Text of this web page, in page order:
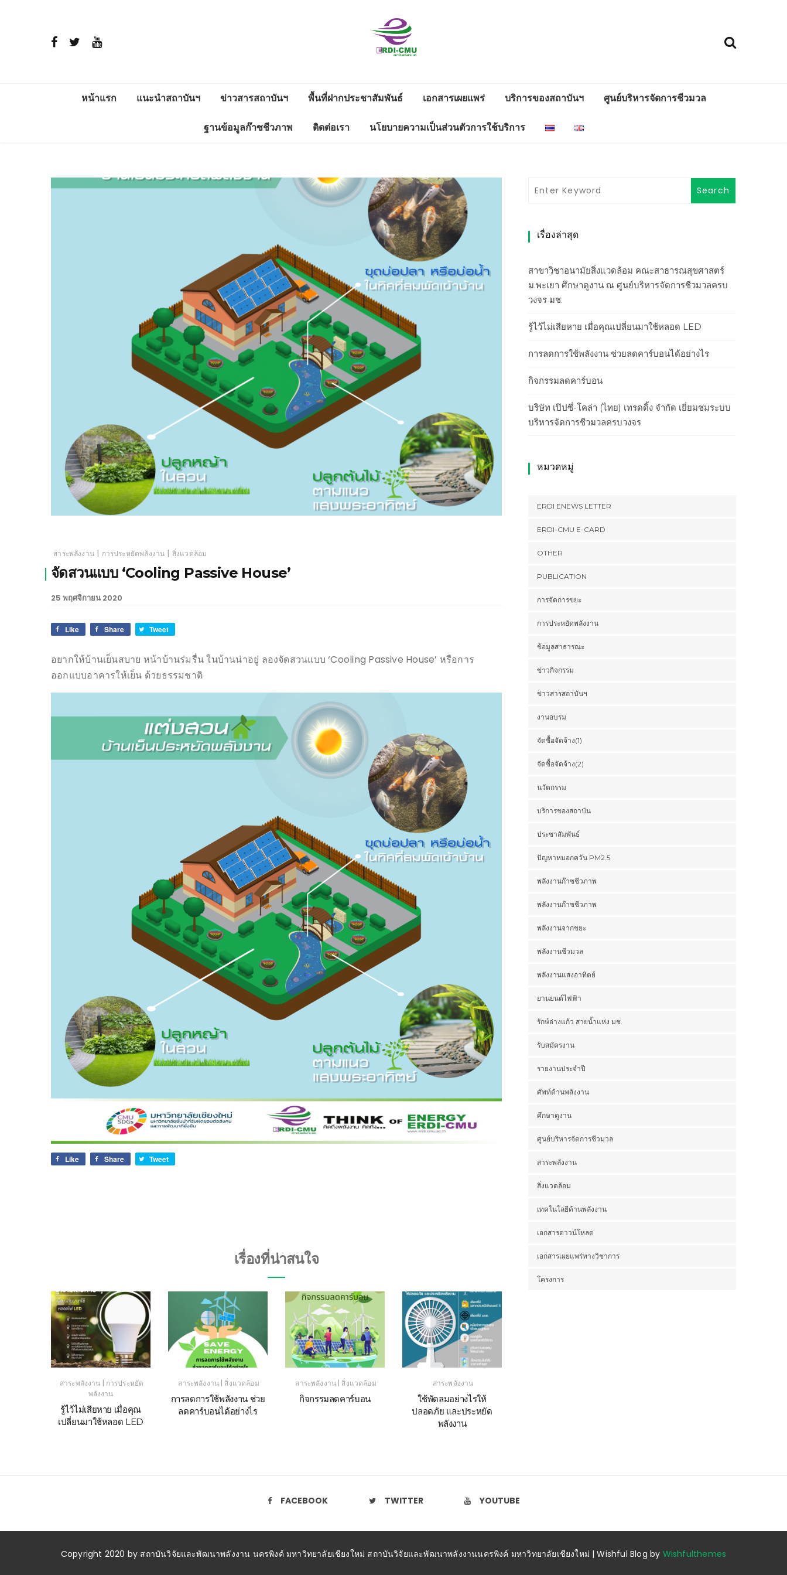
และพัฒนา
พลังงานนคร
พิงค์
มหาวิทยาลัย
เชียงใหม่
หน้าแรก
แนะนำสถาบันฯ
การดำเนินงาน
ข่าวสารสถาบันฯ
สาระพลังงาน
ERDI ENEWS LETTER
พื้นที่ฝากประชาสัมพันธ์ เอกสารเผยแพร่
ดาวน์โหลด
ข้อมูลสาธารณะ 2566
ข้อมูลสาธารณะ 2565
บริการของสถาบันฯ ศูนย์บริหารจัดการชีวมวล
ฐานข้อมูลก๊าซชีวภาพ ติดต่อเรา นโยบายความเป็นส่วนตัวการใช้บริการ
สาระพลังงาน | การประหยัดพลังงาน | สิ่งแวดล้อม
จัดสวนแบบ ‘Cooling Passive House’
25 พฤศจิกายน 2020
Like Share Tweet
อยากให้บ้านเย็นสบาย หน้าบ้านร่มรื่น ในบ้านน่าอยู่ ลองจัดสวนแบบ ‘Cooling Passive House’ หรือการ
ออกแบบอาคารให้เย็น ด้วยธรรมชาติ
Like Share Tweet
เรื่องที่น่าสนใจ
สาระพลังงาน | การประหยัด
พลังงาน
รู้ไว้ไม่เสียหาย เมื่อคุณ
เปลี่ยนมาใช้หลอด LED
สาระพลังงาน | สิ่งแวดล้อม
การลดการใช้พลังงาน ช่วย
ลดคาร์บอนได้อย่างไร
สาระพลังงาน | สิ่งแวดล้อม
กิจกรรมลดคาร์บอน
สาระพลังงาน
ใช้พัดลมอย่างไรให้
ปลอดภัย และประหยัด
พลังงาน
เรื่องล่าสุด
สาขาวิชาอนามัยสิ่งแวดล้อม คณะสาธารณสุขศาสตร์
ม.พะเยา ศึกษาดูงาน ณ ศูนย์บริหารจัดการชีวมวลครบ
วงจร มช.
รู้ไว้ไม่เสียหาย เมื่อคุณเปลี่ยนมาใช้หลอด LED
การลดการใช้พลังงาน ช่วยลดคาร์บอนได้อย่างไร
กิจกรรมลดคาร์บอน
บริษัท เป๊ปซี่-โคล่า (ไทย) เทรดดิ้ง จำกัด เยี่ยมชมระบบ
บริหารจัดการชีวมวลครบวงจร
หมวดหมู่
ERDI ENEWS LETTER
ERDI-CMU E-CARD
OTHER
PUBLICATION
การจัดการขยะ
การประหยัดพลังงาน
ข้อมูลสาธารณะ
ข่าวกิจกรรม
ข่าวสารสถาบันฯ
งานอบรม
จัดซื้อจัดจ้าง(1)
จัดซื้อจัดจ้าง(2)
นวัตกรรม
บริการของสถาบัน
ประชาสัมพันธ์
ปัญหาหมอกควัน PM2.5
พลังงานก๊าซชีวภาพ
พลังงานก๊าซชีวภาพ
พลังงานจากขยะ
พลังงานชีวมวล
พลังงานแสงอาทิตย์
ยานยนต์ไฟฟ้า
รักษ์อ่างแก้ว สายน้ำแห่ง มช.
รับสมัครงาน
รายงานประจำปี
ศัพท์ด้านพลังงาน
ศึกษาดูงาน
ศูนย์บริหารจัดการชีวมวล
สาระพลังงาน
สิ่งแวดล้อม
เทคโนโลยีด้านพลังงาน
เอกสารดาวน์โหลด
เอกสารเผยแพร่ทางวิชาการ
โครงการ
FACEBOOK TWITTER YOUTUBE
Copyright 2020 by สถาบันวิจัยและพัฒนาพลังงาน นครพิงค์ มหาวิทยาลัยเชียงใหม่ สถาบันวิจัยและพัฒนาพลังงานนครพิงค์ มหาวิทยาลัยเชียงใหม่ | Wishful Blog by Wishfulthemes